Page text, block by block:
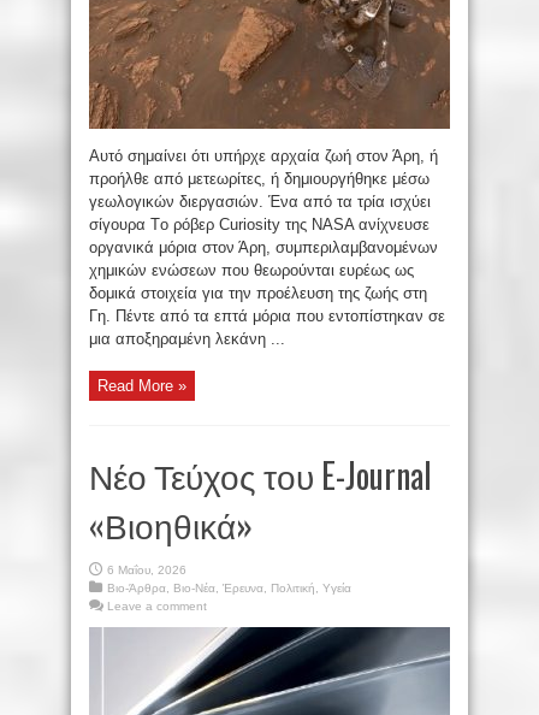
Αυτό σημαίνει ότι υπήρχε αρχαία ζωή στον Άρη, ή
προήλθε από μετεωρίτες, ή δημιουργήθηκε μέσω
γεωλογικών διεργασιών. Ένα από τα τρία ισχύει
σίγουρα Tο ρόβερ Curiosity της NASA ανίχνευσε
οργανικά μόρια στον Άρη, συμπεριλαμβανομένων
χημικών ενώσεων που θεωρούνται ευρέως ως
δομικά στοιχεία για την προέλευση της ζωής στη
Γη. Πέντε από τα επτά μόρια που εντοπίστηκαν σε
μια αποξηραμένη λεκάνη ...
Read More »
Νέο Τεύχος του E-Journal
«Βιοηθικά»
6 Μαΐου, 2026
Βιο-Άρθρα
Βιο-Νέα Έρευνα Πολιτική
Υγεία
Leave a comment